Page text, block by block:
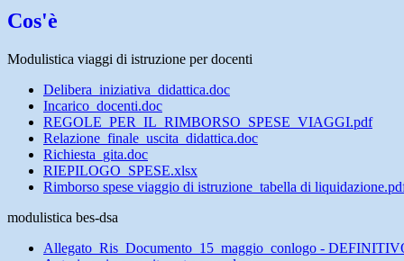
Cos'è
Modulistica viaggi di istruzione per docenti
Delibera_iniziativa_didattica.doc
Incarico_docenti.doc
REGOLE_PER_IL_RIMBORSO_SPESE_VIAGGI.pdf
Relazione_finale_uscita_didattica.doc
Richiesta_gita.doc
RIEPILOGO_SPESE.xlsx
Rimborso spese viaggio di istruzione_tabella di
modulistica bes-dsa
Allegato_Ris_Documento_15_maggio_conlogo -